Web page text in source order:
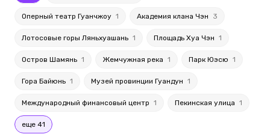
Оперный театр Гуанчжоу 1 Академия клана Чэн 3
Лотосовые горы Ляньхуашань 1 Площадь Хуа Чэн 1
Остров Шамянь 1 Жемчужная река 1 Парк Юэсю 1
Гора Байюнь 1 Музей провинции Гуандун 1
Международный финансовый центр 1 Пекинская улица 1
еще 41